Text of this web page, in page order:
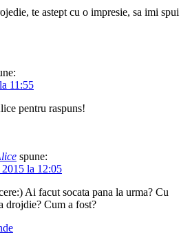
te astept cu o impresie, sa imi spui
11:55
pentru raspuns!
spune:
la 12:05
Ai facut socata pana la urma? Cu
drojdie? Cum a fost?